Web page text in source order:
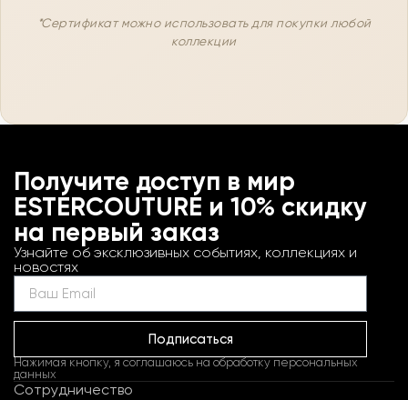
*Сертификат можно использовать для покупки любой
коллекции
Получите доступ в мир
ESTERCOUTURE и 10% скидку
на первый заказ
Узнайте об эксклюзивных событиях, коллекциях и
новостях
Подписаться
Нажимая кнопку, я соглашаюсь на обработку персональных
данных
Сотрудничество